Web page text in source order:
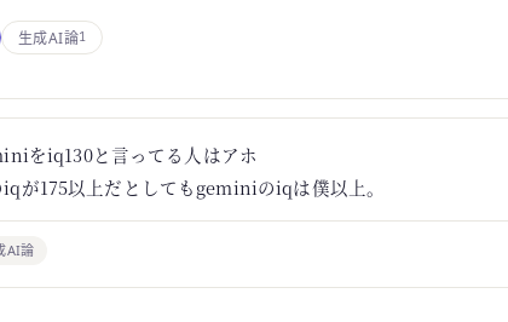
生成AI論1
をiq130と言ってる人はアホ
が175以上だとしてもgeminiのiqは僕以上。
AI論